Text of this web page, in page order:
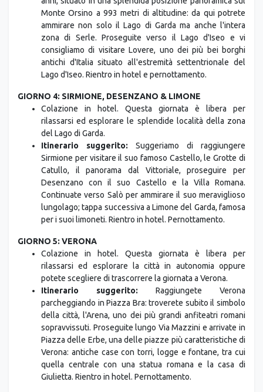
Monte Orsino a 993 metri di altitudine: da qui potrete
ammirare non solo il Lago di Garda ma anche l'intera
zona di Serle. Proseguite verso il Lago d'Iseo e vi
consigliamo di visitare Lovere, uno dei più bei borghi
antichi d'Italia situato all'estremità settentrionale del
Lago d'Iseo. Rientro in hotel e pernottamento.
Colazione in hotel. Questa giornata è libera per
rilassarsi ed esplorare le splendide località della zona
del Lago di Garda.
Itinerario suggerito:
Sirmione per visitare il suo famoso Castello, le Grotte di
Catullo, il panorama dal Vittoriale, proseguire per
Desenzano con il suo Castello e la Villa Romana.
Continuate verso Salò per ammirare il suo meraviglioso
lungolago; tappa successiva a Limone del Garda, famosa
per i suoi limoneti. Rientro in hotel. Pernottamento.
Colazione in hotel. Questa giornata è libera per
rilassarsi ed esplorare la città in autonomia oppure
potete scegliere di trascorrere la giornata a Verona.
Itinerario suggerito:Raggiungete Verona
parcheggiando in Piazza Bra: troverete subito il simbolo
della città, l'Arena, uno dei più grandi anfiteatri romani
sopravvissuti. Proseguite lungo Via Mazzini e arrivate in
Piazza delle Erbe, una delle piazze più caratteristiche di
Verona: antiche case con torri, logge e fontane, tra cui
quella centrale con una statua romana e la casa di
Giulietta. Rientro in hotel. Pernottamento.